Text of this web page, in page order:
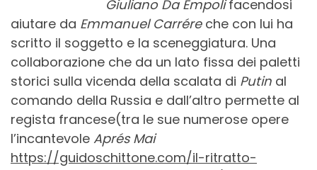
Giuliano Da Empolifacendosi
aiutare da Emmanuel Carréreche con lui ha
scritto il soggetto e la sceneggiatura. Una
collaborazione che da un lato fissa dei paletti
storici sulla vicenda della scalata di Putin al
comando della Russia e dall’altro permette al
regista francese(tra le sue numerose opere
l’incantevole Aprés Mai
https://guidoschittone.com/il-ritratto-